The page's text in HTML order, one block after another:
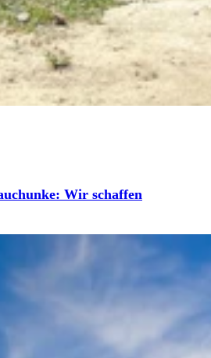
Wir schaffen